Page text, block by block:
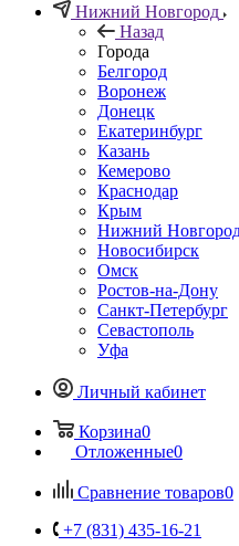
Нижний Новгород
Назад
Города
Белгород
Воронеж
Донецк
Екатеринбург
Казань
Кемерово
Краснодар
Крым
Нижний
Новосибирск
Омск
Ростов-на-Дону
Санкт-Петербург
Севастополь
Уфа
Личный кабинет
Корзина0
Отложенные0
Сравнение товаров0
+7 (831) 435-16-21